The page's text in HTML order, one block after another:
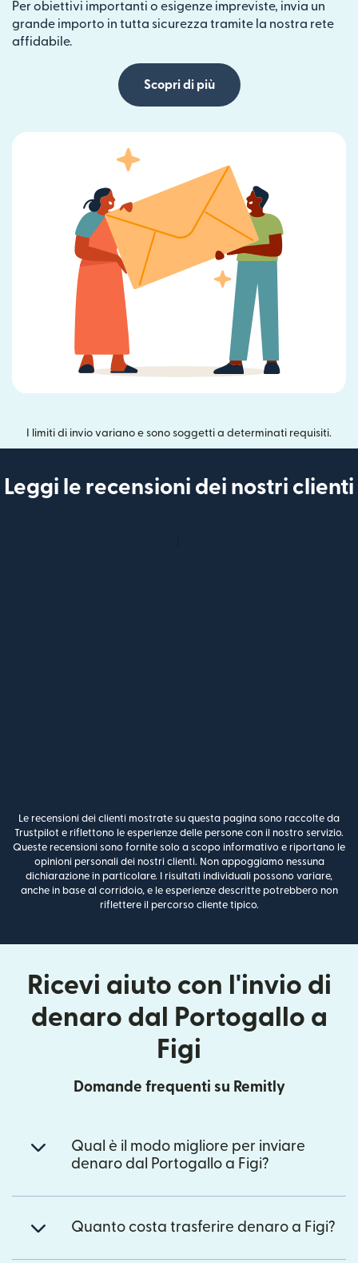
Per obiettivi importanti o esigenze impreviste, invia un
grande importo in tutta sicurezza tramite la nostra rete
affidabile.
Scopri di più
I limiti di invio variano e sono soggetti a determinati requisiti.
Leggi le recensioni dei nostri clienti
Le recensioni dei clienti mostrate su questa pagina sono raccolte da
Trustpilot e riflettono le esperienze delle persone con il nostro servizio.
Queste recensioni sono fornite solo a scopo informativo e riportano le
opinioni personali dei nostri clienti. Non appoggiamo nessuna
dichiarazione in particolare. I risultati individuali possono variare,
anche in base al corridoio, e le esperienze descritte potrebbero non
riflettere il percorso cliente tipico.
Ricevi aiuto con l'invio di
denaro dal Portogallo a
Figi
Domande frequenti su Remitly
Qual è il modo migliore per inviare
denaro dal Portogallo a Figi?
Quanto costa trasferire denaro a Figi?